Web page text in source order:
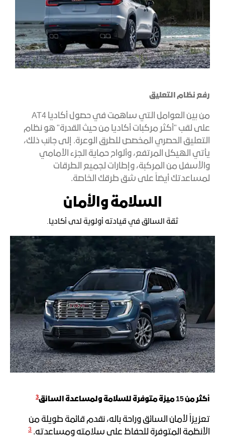
رفع نظام التعليق
من بين العوامل التي ساهمت في حصول أكاديا AT4
على لقب "أكثر مركبات أكاديا من حيث القدرة" هو نظام
التعليق الحصري المخصص للطرق الوعرة. إلى جانب ذلك،
يأتي الهيكل المرتفع، وألواح حماية الجزء الأمامي
والأسفل من المركبة، وإطارات لجميع الطرقات
لمساعدتك أيضاً على شق طرقك الخاصة.
السلامة والأمان
ثقة السائق في قيادته أولوية لدى أكاديا.
أكثر من 15 ميزة متوفرة للسلامة ولمساعدة السائ ق3
تعزيزاً لأمان السائق وراحة باله، نقدم قائمة طويلة من
الأنظمة المتوفرة للحفاظ على سلامته ومساعدته. 3